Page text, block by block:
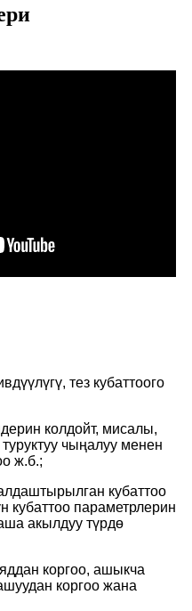
тез кубаттоого
колдойт, мисалы,
туруктуу чыңалуу менен
ж.б.;
кубаттоо
кубаттоо параметрлерин
акылдуу түрдө
коргоо, ашыкча
коргоо жана